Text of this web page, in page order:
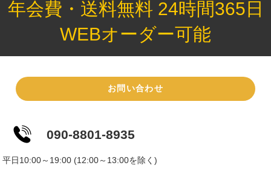
年会費・送料無料 24時間365日
WEBオーダー可能
お問い合わせ
090-8801-8935
平日10:00～19:00 (12:00～13:00を除く)